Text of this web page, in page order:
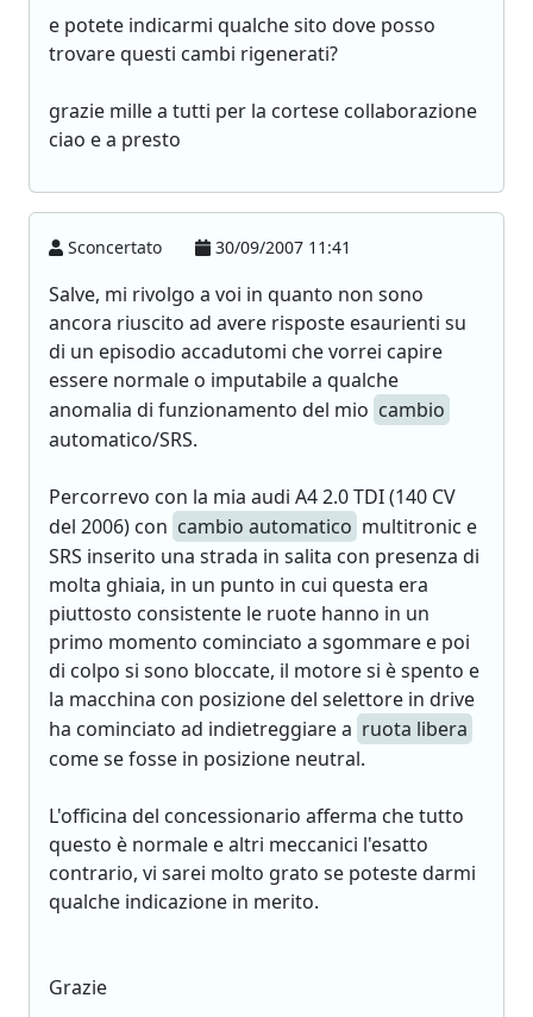
e potete indicarmi qualche sito dove posso
trovare questi cambi rigenerati?
grazie mille a tutti per la cortese collaborazione
ciao e a presto
Sconcertato 30/09/2007 11:41
Salve, mi rivolgo a voi in quanto non sono
ancora riuscito ad avere risposte esaurienti su
di un episodio accadutomi che vorrei capire
essere normale o imputabile a qualche
anomalia di funzionamento del mio cambio
automatico/SRS.
Percorrevo con la mia audi A4 2.0 TDI (140 CV
del 2006) con cambio automatico multitronic e
SRS inserito una strada in salita con presenza di
molta ghiaia, in un punto in cui questa era
piuttosto consistente le ruote hanno in un
primo momento cominciato a sgommare e poi
di colpo si sono bloccate, il motore si è spento e
la macchina con posizione del selettore in drive
ha cominciato ad indietreggiare a ruota libera
come se fosse in posizione neutral.
L'officina del concessionario afferma che tutto
questo è normale e altri meccanici l'esatto
contrario, vi sarei molto grato se poteste darmi
qualche indicazione in merito.
Grazie